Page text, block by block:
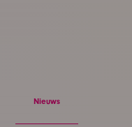
Nieuws